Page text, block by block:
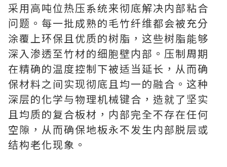
采用高吨位热压系统来彻底解决内部粘合
问题。每一批成熟的毛竹纤维都会被充分
涂覆上环保且优质的树脂，这些树脂能够
深入渗透至竹材的细胞壁内部。压制周期
在精确的温度控制下被适当延长，从而确
保材料之间实现彻底且均一的融合。这种
深层的化学与物理机械键合，造就了坚实
且均质的复合板材，内部完全不存在任何
空隙，从而确保地板永不发生内部脱层或
结构老化现象。